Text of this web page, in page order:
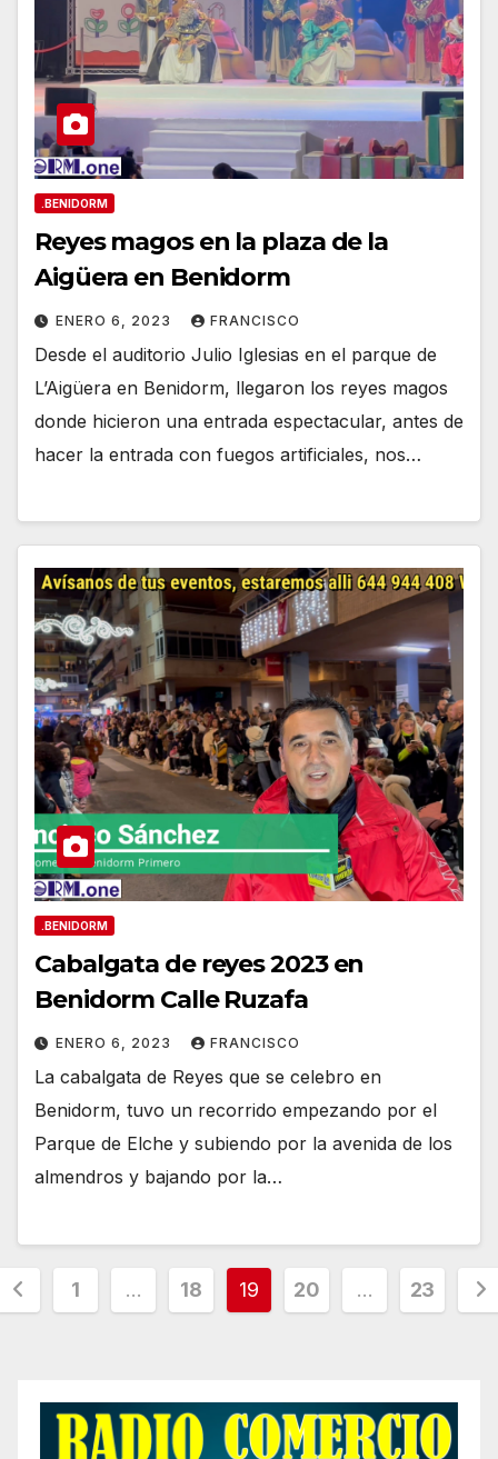
.BENIDORM
Reyes magos en la plaza de la
Aigüera en Benidorm
ENERO 6, 2023 FRANCISCO
Desde el auditorio Julio Iglesias en el parque de
L’Aigüera en Benidorm, llegaron los reyes magos
donde hicieron una entrada espectacular, antes de
hacer la entrada con fuegos artificiales, nos…
.BENIDORM
Cabalgata de reyes 2023 en
Benidorm Calle Ruzafa
ENERO 6, 2023 FRANCISCO
La cabalgata de Reyes que se celebro en
Benidorm, tuvo un recorrido empezando por el
Parque de Elche y subiendo por la avenida de los
almendros y bajando por la…
1 … 18 19 20 … 23